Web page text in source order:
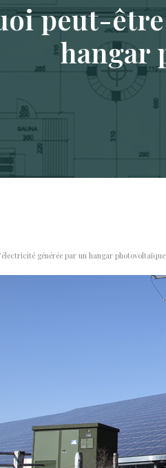
peut-
hangar
générée par un hangar